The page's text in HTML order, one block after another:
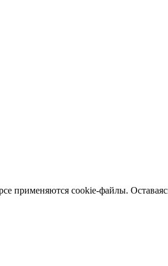
применяются cookie-файлы.